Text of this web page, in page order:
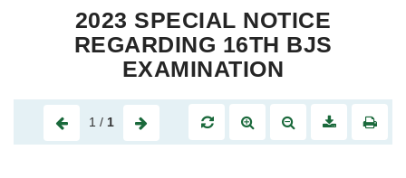
2023 SPECIAL NOTICE
REGARDING 16TH BJS
EXAMINATION
1 / 1